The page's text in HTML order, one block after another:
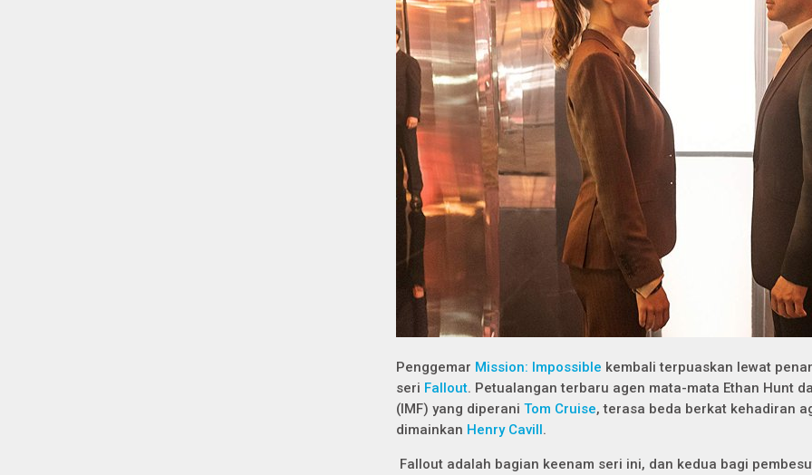
Penggemar Mission: Impossible kembali terpuaskan lewat
seri Fallout. Petualangan terbaru agen mata-mata Ethan Hunt
(IMF) yang diperani Tom Cruise, terasa beda berkat kehadiran
dimainkan Henry Cavill.
Fallout adalah bagian keenam seri ini, dan kedua bagi